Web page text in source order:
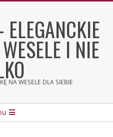
ELEGANCKIE
I NIE
NA WESELE DLA SIEBIE